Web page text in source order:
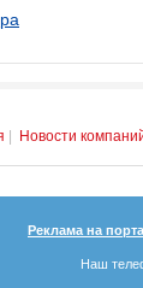
Новости
Реклама на
Наш